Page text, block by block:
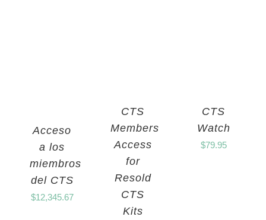
Acceso
a los
miembros
del CTS
$12,345.67
CTS
Members
Access
for
Resold
CTS
Kits
CTS
Watch
$79.95